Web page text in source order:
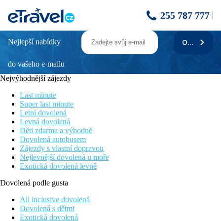
255 787 777
Bonita Luxury Resort Hotel & SPA
Tobogány a skluzavky pro děti
Plážový bar
Hotel pro rodiny s dětmi
Písečná pláž s pozvolným vstupem
Poloha
Hotel vhodný pro rodiny s dětmi situovaný v turisticky oblíbené
oblasti Golem, přibližně 12km od centra města Durrës.
Pláž s pozvolným vstupem leží cca 350m od hotelu. Letiště v
Tiraně je od hotelu vzálené cca 45km.
Vybavení
vstupní hala s recepcí, lobby bar, restaurace, snack bar u
a děti, dětský bazén, tobogány a dětské skluzavky, Wi-Fi
(zdarma)
Nejlepší nabídky
do vašeho e-mailu
ODEBÍRAT
Nejvýhodnější zájezdy
Last minute
Super last minute
Letní dovolená
Levná dovolená
Děti zdarma a výhodně
Dovolená autobusem
Zájezdy s vlastní dopravou
Nejlevnější dovolená u moře
Exotická dovolená levně
Dovolená podle gusta
All inclusive dovolená
Dovolená s dětmi
Exotická dovolená